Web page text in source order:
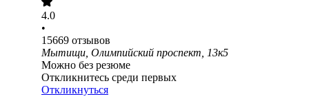
4.0
•
15669 отзывов
Мытищи, Олимпийский проспект, 13к5
Можно без резюме
Откликнитесь среди первых
Откликнуться